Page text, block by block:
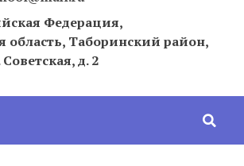
Федерация,
область, Таборинский район,
д. 2